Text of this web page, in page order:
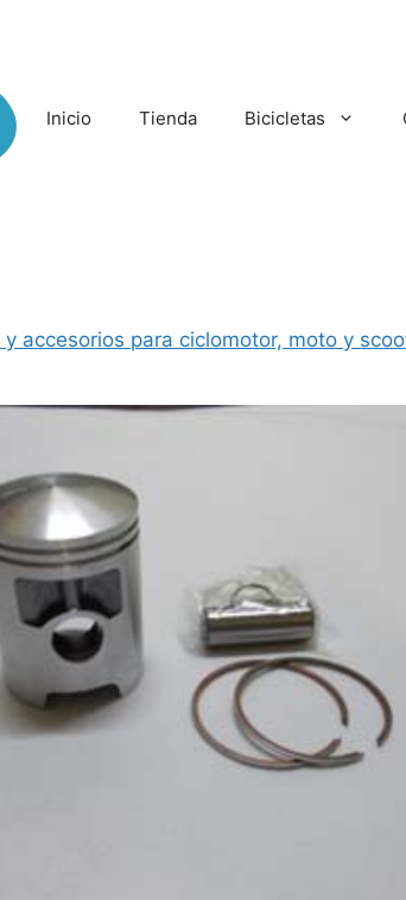
Inicio Tienda Bicicletas
y accesorios para ciclomotor, moto y